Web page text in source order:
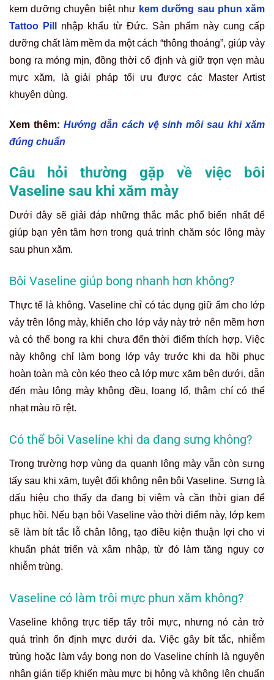
kem dưỡng chuyên biệt như kem dưỡng sau phun xăm
Tattoo Pill
nhập khẩu từ Đức. Sản phẩm này cung cấp
dưỡng chất làm mềm da một cách “thông thoáng”, giúp vảy
bong ra mỏng mịn, đồng thời cố định và giữ trọn vẹn màu
mực xăm, là giải pháp tối ưu được các Master Artist
khuyên dùng.
Xem thêm: Hướng dẫn cách vệ sinh môi sau khi xăm
đúng chuẩn
Câu hỏi thường gặp về việc bôi
Vaseline sau khi xăm mày
Dưới đây sẽ giải đáp những thắc mắc phổ biến nhất để
giúp bạn yên tâm hơn trong quá trình chăm sóc lông mày
sau phun xăm.
Bôi Vaseline giúp bong nhanh hơn không?
Thực tế là không. Vaseline chỉ có tác dụng giữ ẩm cho lớp
vảy trên lông mày, khiến cho lớp vảy này trở nên mềm hơn
và có thể bong ra khi chưa đến thời điểm thích hợp. Việc
này không chỉ làm bong lớp vảy trước khi da hồi phục
hoàn toàn mà còn kéo theo cả lớp mực xăm bên dưới, dẫn
đến màu lông mày không đều, loang lổ, thậm chí có thể
nhạt màu rõ rệt.
Có thể bôi Vaseline khi da đang sưng không?
Trong trường hợp vùng da quanh lông mày vẫn còn sưng
tấy sau khi xăm, tuyệt đối không nên bôi Vaseline. Sưng là
dấu hiệu cho thấy da đang bị viêm và cần thời gian để
phục hồi. Nếu bạn bôi Vaseline vào thời điểm này, lớp kem
sẽ làm bít tắc lỗ chân lông, tạo điều kiện thuận lợi cho vi
khuẩn phát triển và xâm nhập, từ đó làm tăng nguy cơ
nhiễm trùng.
Vaseline có làm trôi mực phun xăm không?
Vaseline không trực tiếp tẩy trôi mực, nhưng nó cản trở
quá trình ổn định mực dưới da. Việc gây bít tắc, nhiễm
trùng hoặc làm vảy bong non do Vaseline chính là nguyên
nhân gián tiếp khiến màu mực bị hỏng và không lên chuẩn